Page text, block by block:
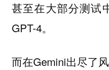
甚至在大部分测试
GPT-4。
而在Gemini出尽了